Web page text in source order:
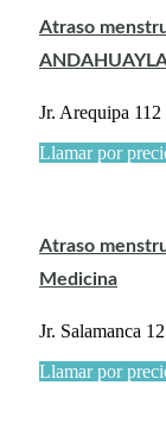
Atraso
Jr. Arequipa
Llamar por
Atraso
Medicina
Jr. Salamanca
Llamar por